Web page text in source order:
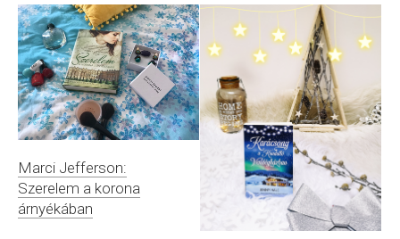
Marci Jefferson:
Szerelem a korona
árnyékában